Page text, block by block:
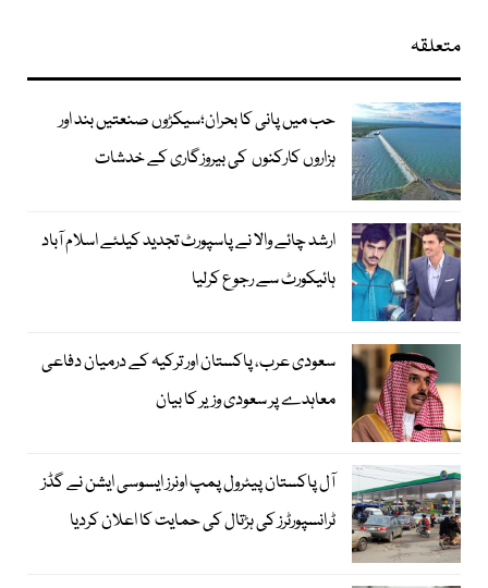
متعلقہ
حب میں پانی کا بحران؛سیکڑوں صنعتیں بند اور
ہزاروں کارکنوں کی بیروزگاری کے خدشات
ارشد چائے والا نے پاسپورٹ تجدید کیلئے اسلام آباد
ہائیکورٹ سے رجوع کرلیا
سعودی عرب، پاکستان اور ترکیہ کے درمیان دفاعی
معاہدے پر سعودی وزیر کا بیان
آل پاکستان پیٹرول پمپ اونرز ایسوسی ایشن نے گڈز
ٹرانسپورٹرز کی ہڑتال کی حمایت کا اعلان کردیا